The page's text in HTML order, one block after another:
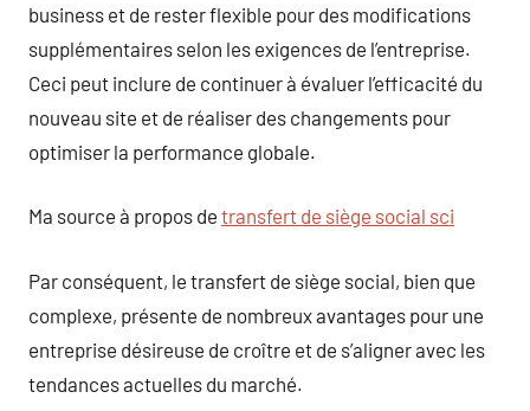
business et de rester flexible pour des modifications
supplémentaires selon les exigences de l’entreprise.
Ceci peut inclure de continuer à évaluer l’efficacité du
nouveau site et de réaliser des changements pour
optimiser la performance globale.
Ma source à propos de transfert de siège social sci
Par conséquent, le transfert de siège social, bien que
complexe, présente de nombreux avantages pour une
entreprise désireuse de croître et de s’aligner avec les
tendances actuelles du marché.